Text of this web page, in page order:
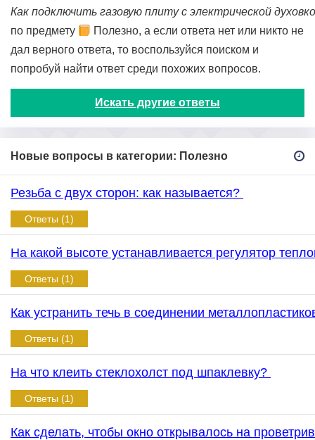
Как подключить газовую плиту с электрической
по предмету
Полезно, а если ответа нет или никто не
дал верного ответа, то воспользуйся поиском и
попробуй найти ответ среди похожих вопросов.
Искать другие ответы
Новые вопросы в категории: Полезно
Резьба с двух сторон: как называется?
Ответы (1)
На какой высоте устанавливается регулятор
Ответы (1)
Как устранить течь в соединении
Ответы (1)
На что клеить стеклохолст под шпаклевку?
Ответы (1)
Как сделать, чтобы окно открывалось на